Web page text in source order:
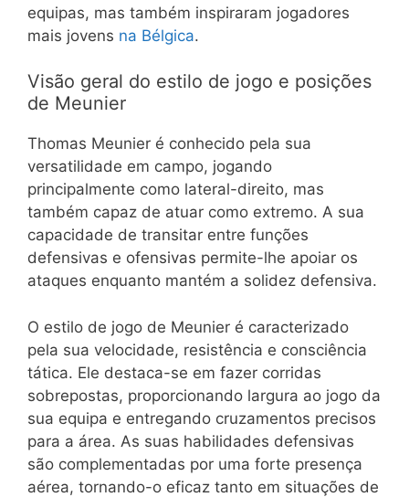
equipas, mas também inspiraram jogadores
mais jovens na Bélgica.
Visão geral do estilo de jogo e posições
de Meunier
Thomas Meunier é conhecido pela sua
versatilidade em campo, jogando
principalmente como lateral-direito, mas
também capaz de atuar como extremo. A sua
capacidade de transitar entre funções
defensivas e ofensivas permite-lhe apoiar os
ataques enquanto mantém a solidez defensiva.
O estilo de jogo de Meunier é caracterizado
pela sua velocidade, resistência e consciência
tática. Ele destaca-se em fazer corridas
sobrepostas, proporcionando largura ao jogo da
sua equipa e entregando cruzamentos precisos
para a área. As suas habilidades defensivas
são complementadas por uma forte presença
aérea, tornando-o eficaz tanto em situações de